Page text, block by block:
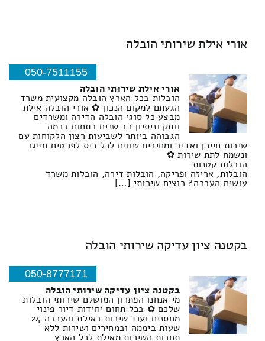
אורי אילת שירותי הובלה
050-7511155
אורי אילת שירותי הובלה
הובלות בכל הארץ הובלה מקצועית משרד
הגעתם למקום הנכון ✿ אורי הובלה אילת
מבצע כל סוגי הובלה הדירה ומשרדים
וותק וניסיון רב שנים בתחום ברמה
הגבוהה ביותר לשביעות רצון הלקוחות עם
שירות חייכן ואדיב ומחירים שווים לכל כיס לפרטים חייגו
ונשמח לתת שירות ✿
הובלות קטנות
הובלות, אריזה ופריקה, הובלות דירה, הובלות משרד
עושים העברה? רוצים שירותי […]
בקטנה ציון עדיקה שירותי הובלה
050-8777171
בקטנה ציון עדיקה שירותי הובלה
מי אנחנו הפתרון המושלם שירותי הובלות
שלכם ✿ בכל תחום יחידות דיור פינוי
מחסנים ועוד שירות באילת והערבה 24
שעות ביממה ובמחירים ושירות ללא
תחרות השירות מאילת לכל הארץ